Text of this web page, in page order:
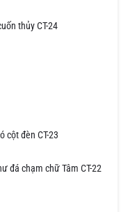
thủy CT-24
cột đèn CT-23
đá chạm chữ Tâm CT-22